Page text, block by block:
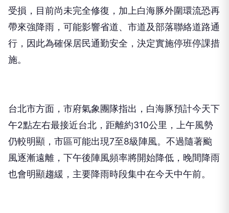
受損，目前尚未完全修復，加上白海豚外圍環流恐再
帶來強降雨，可能影響省道、市道及部落聯絡道路通
行，因此為確保居民通勤安全，決定實施停班停課措
施。
台北市方面，市府氣象團隊指出，白海豚預計今天下
午2點左右最接近台北，距離約310公里，上午風勢
仍較明顯，市區可能出現7至8級陣風。不過隨著颱
風逐漸遠離，下午後陣風頻率將開始降低，晚間降雨
也會明顯趨緩，主要降雨時段集中在今天中午前。